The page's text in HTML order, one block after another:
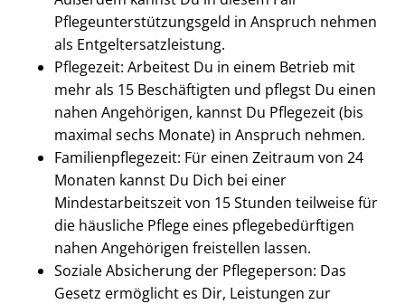
Pflegeunterstützungsgeld in Anspruch nehmen
als Entgeltersatzleistung.
Pflegezeit: Arbeitest Du in einem Betrieb mit
mehr als 15 Beschäftigten und pflegst Du einen
nahen Angehörigen, kannst Du Pflegezeit (bis
maximal sechs Monate) in Anspruch nehmen.
Familienpflegezeit: Für einen Zeitraum von 24
Monaten kannst Du Dich bei einer
Mindestarbeitszeit von 15 Stunden teilweise für
die häusliche Pflege eines pflegebedürftigen
nahen Angehörigen freistellen lassen.
Soziale Absicherung der Pflegeperson: Das
Gesetz ermöglicht es Dir, Leistungen zur